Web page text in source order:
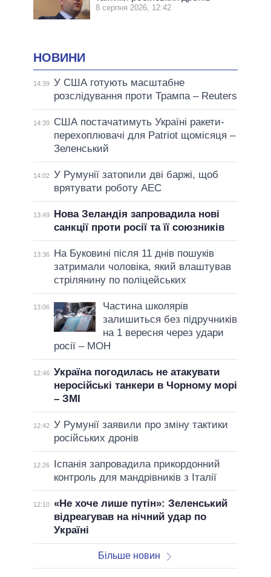
8 серпня 2026, 12:42
НОВИНИ
14:39 У США готують масштабне
розслідування проти Трампа – Reuters
14:39
США постачатимуть Україні ракети-
перехоплювачі для Patriot щомісяця –
Зеленський
14:02 У Румунії затопили дві баржі, щоб
врятувати роботу АЕС
13:49
Нова Зеландія запровадила нові
санкції проти росії та її союзників
13:36
На Буковині після 11 днів пошуків
затримали чоловіка, який влаштував
стрілянину по поліцейських
13:06
Частина школярів
залишиться без підручників
на 1 вересня через удари
росії – МОН
12:46 Україна погодилась не атакувати
неросійські танкери в Чорному морі
– ЗМІ
12:42 У Румунії заявили про зміну тактики
російських дронів
12:26
Іспанія запровадила прикордонний
контроль для мандрівників з Італії
12:10 «Не хоче лише путін»: Зеленський
відреагував на нічний удар по
Україні
Більше новин